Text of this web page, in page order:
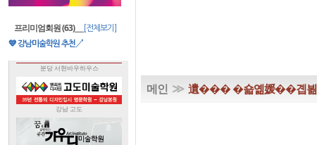
프리미엄회원 (63)___
[전체보기]
💙 강남미술학원 추천↗
메인 ≫ 遺��� �숇옒媛��곕뵒